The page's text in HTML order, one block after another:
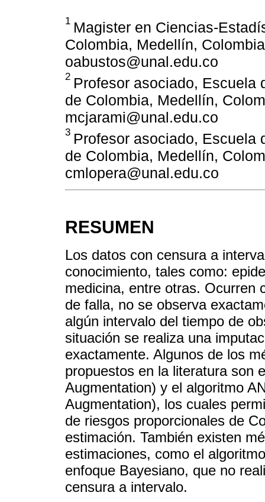
1 Magister en Ciencias-
Colombia, Medellín,
oabustos@unal.edu.co
2 Profesor asociado, Escuela
de Colombia, Medellín,
mcjarami@unal.edu.co
3 Profesor asociado, Escuela
de Colombia, Medellín,
cmlopera@unal.edu.co
RESUMEN
Los datos con censura a
conocimiento, tales como:
medicina, entre otras. Ocurren
de falla, no se observa
algún intervalo del tiempo de
situación se realiza una
exactamente. Algunos de los
propuestos en la literatura son
Augmentation) y el algoritmo
Augmentation), los cuales
de riesgos proporcionales de
estimación. También existen
estimaciones, como el
enfoque Bayesiano, que no
censura a intervalo.